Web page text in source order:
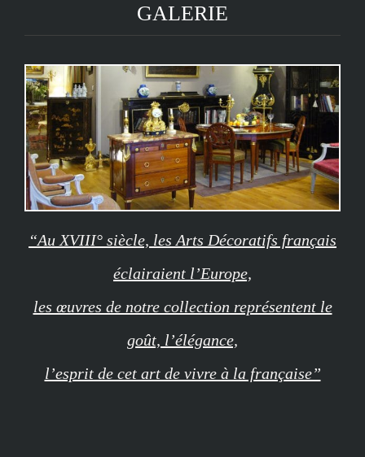
GALERIE
“Au XVIII° siècle, les Arts Décoratifs français
éclairaient l’Europe,
les œuvres de notre collection représentent le
goût, l’élégance,
l’esprit de cet art de vivre à la française”